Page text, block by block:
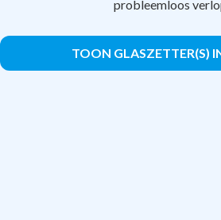
probleemloos
TOON GLASZETTER(S)